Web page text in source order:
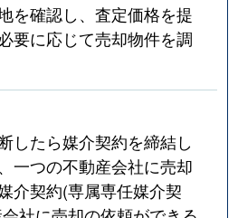
を確認し、査定価格を提
要に応じて売却物件を調
したら媒介契約を締結し
一つの不動産会社に売却
介契約(専属専任媒介契